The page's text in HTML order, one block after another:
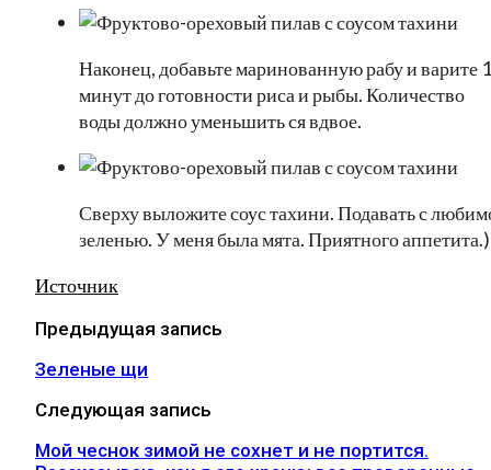
Наконец, добавьте маринованную рабу и варите
минут до готовности риса и рыбы. Количество
воды должно уменьшить ся вдвое.
Сверху выложите соус тахини. Подавать с
зеленью. У меня была мята. Приятного аппетита.)
Источник
Предыдущая запись
Зеленые щи
Следующая запись
Мой чеснок зимой не сохнет и не портится.